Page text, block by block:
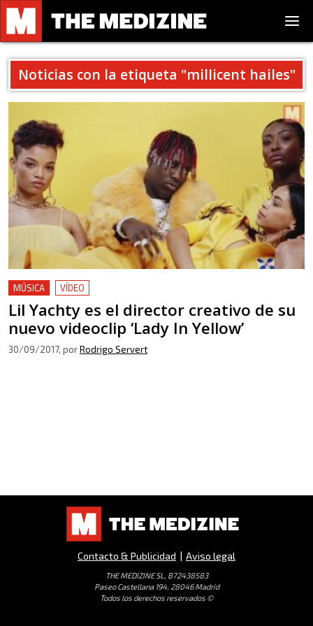
Noticias con la etiqueta "millicent hailes"
MÚSICA VÍDEO
Lil Yachty es el director creativo de su
nuevo videoclip ‘Lady In Yellow’
30/09/2017, porRodrigo Servert
Contacto & Publicidad | Aviso legal
THE MEDIZINE SL, B72438583
Paseo Castellana 194, 28046 Madrid
Todos los derechos reservados ©